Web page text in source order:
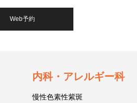
Web予約
内科・アレルギー科
慢性色素性紫斑